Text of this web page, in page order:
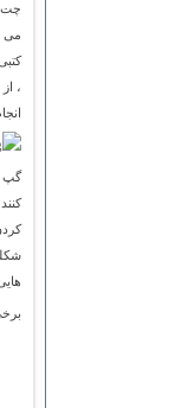
چت
می
،
گپ